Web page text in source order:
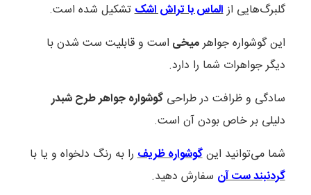
گلبرگ‌هایی ازالماس با تراش اشکتشکیل شده است.
این گوشواره جواهرمیخی است و قابلیت ست شدن با
دیگر جواهرات شما را دارد.
سادگی و ظرافت در طراحیگوشواره جواهر طرح شبدر
دلیلی بر خاص بودن آن است.
شما می‌توانید اینگوشواره ظریفرا به رنگ دلخواه و یا با
گردنبند ست آن سفارش دهید.